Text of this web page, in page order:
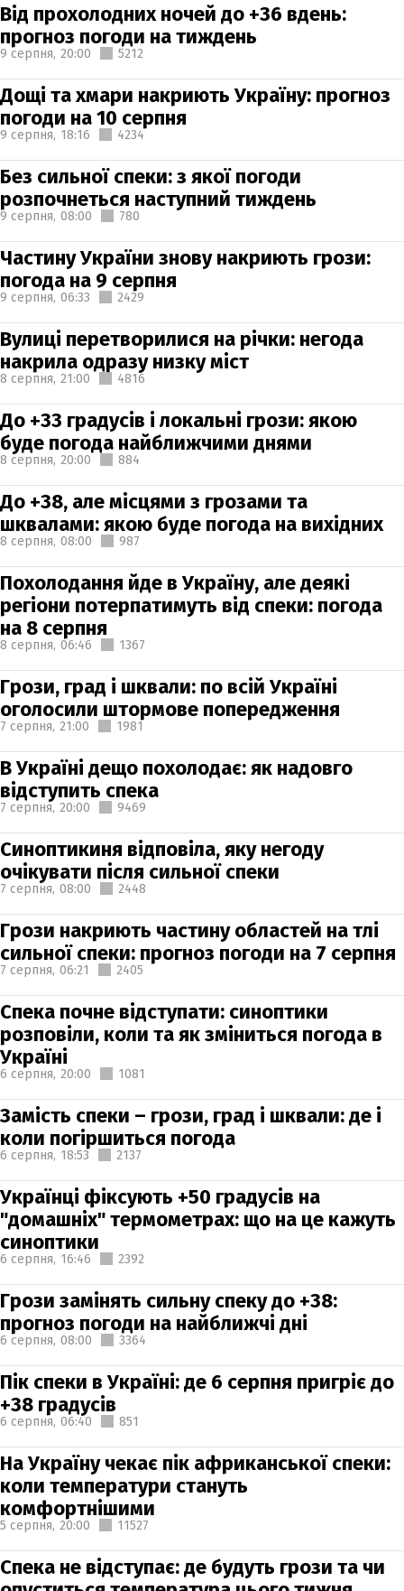
Від прохолодних ночей до +36 вдень:
прогноз погоди на тиждень
9 серпня, 20:00 5212
Дощі та хмари накриють Україну: прогноз
погоди на 10 серпня
9 серпня, 18:16 4234
Без сильної спеки: з якої погоди
розпочнеться наступний тиждень
9 серпня, 08:00 780
Частину України знову накриють грози:
погода на 9 серпня
9 серпня, 06:33 2429
Вулиці перетворилися на річки: негода
накрила одразу низку міст
8 серпня, 21:00 4816
До +33 градусів і локальні грози: якою
буде погода найближчими днями
8 серпня, 20:00 884
До +38, але місцями з грозами та
шквалами: якою буде погода на вихідних
8 серпня, 08:00 987
Похолодання йде в Україну, але деякі
регіони потерпатимуть від спеки: погода
на 8 серпня
8 серпня, 06:46 1367
Грози, град і шквали: по всій Україні
оголосили штормове попередження
7 серпня, 21:00 1981
В Україні дещо похолодає: як надовго
відступить спека
7 серпня, 20:00 9469
Синоптикиня відповіла, яку негоду
очікувати після сильної спеки
7 серпня, 08:00 2448
Грози накриють частину областей на тлі
сильної спеки: прогноз погоди на 7 серпня
7 серпня, 06:21 2405
Спека почне відступати: синоптики
розповіли, коли та як зміниться погода в
Україні
6 серпня, 20:00 1081
Замість спеки – грози, град і шквали: де і
коли погіршиться погода
6 серпня, 18:53 2137
Українці фіксують +50 градусів на
"домашніх" термометрах: що на це кажуть
синоптики
6 серпня, 16:46 2392
Грози замінять сильну спеку до +38:
прогноз погоди на найближчі дні
6 серпня, 08:00 3364
Пік спеки в Україні: де 6 серпня пригріє до
+38 градусів
6 серпня, 06:40 851
На Україну чекає пік африканської спеки:
коли температури стануть
комфортнішими
5 серпня, 20:00 11527
Спека не відступає: де будуть грози та чи